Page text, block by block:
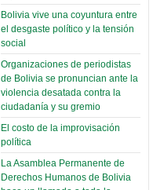
Bolivia vive una coyuntura entre
el desgaste político y la tensión
social
Organizaciones de periodistas
de Bolivia se pronuncian ante la
violencia desatada contra la
ciudadanía y su gremio
El costo de la improvisación
política
La Asamblea Permanente de
Derechos Humanos de Bolivia